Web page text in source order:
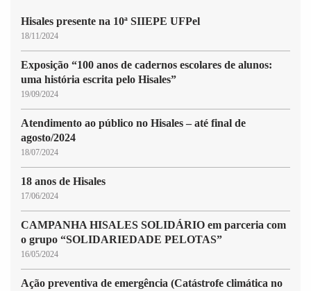
Hisales presente na 10ª SIIEPE UFPel
18/11/2024
Exposição “100 anos de cadernos escolares de alunos:
uma história escrita pelo Hisales”
19/09/2024
Atendimento ao público no Hisales – até final de
agosto/2024
18/07/2024
18 anos de Hisales
17/06/2024
CAMPANHA HISALES SOLIDÁRIO em parceria com
o grupo “SOLIDARIEDADE PELOTAS”
16/05/2024
Ação preventiva de emergência (Catástrofe climática no